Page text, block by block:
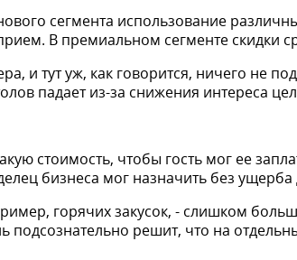
сегмента использование
В премиальном сегменте скидки
и тут уж, как говорится, ничего не
падает из-за снижения интереса
стоимость, чтобы гость мог ее
бизнеса мог назначить без ущерба
горячих закусок, - слишком
подсознательно решит, что на